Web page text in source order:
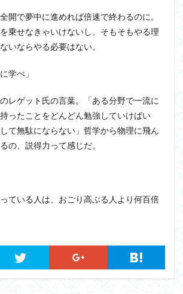
開で夢中に進めれば倍速で終わるのに。
乗せなきゃいけないし、そもそもやる理
いならやる必要はない。
学べ」
レゲット氏の言葉。「ある分野で一流に
ったことをどんどん勉強していけばい
て無駄にならない」哲学から物理に飛ん
の、説得力って感じだ。
ている人は、おごり高ぶる人より何百倍